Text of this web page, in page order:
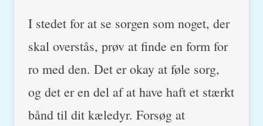
I stedet for at se sorgen som noget, der
skal overstås, prøv at finde en form for
ro med den. Det er okay at føle sorg,
og det er en del af at have haft et stærkt
bånd til dit kæledyr. Forsøg at